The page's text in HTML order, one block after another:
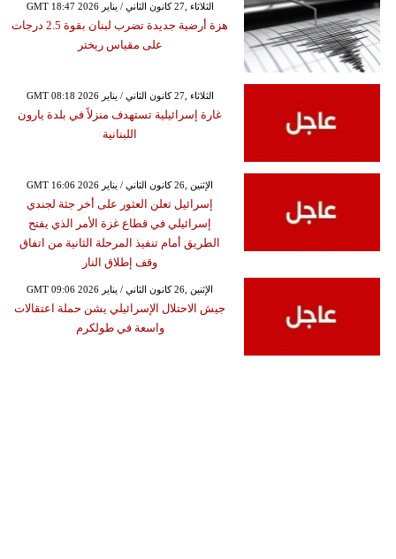
GMT 18:47 2026 الثلاثاء ,27 كانون الثاني / يناير
هزة أرضية جديدة تضرب لبنان بقوة 2.5 درجات
على مقياس ريختر
GMT 08:18 2026 الثلاثاء ,27 كانون الثاني / يناير
غارة إسرائيلية تستهدف منزلاً في بلدة يارون
اللبنانية
GMT 16:06 2026 الإثنين ,26 كانون الثاني / يناير
إسرائيل تعلن العثور على أخر جثة لجندي
إسرائيلي في قطاع غزة الأمر الذي يفتح
الطريق أمام تنفيذ المرحلة الثانية من اتفاق
وقف إطلاق النار
GMT 09:06 2026 الإثنين ,26 كانون الثاني / يناير
جيش الاحتلال الإسرائيلي يشن حملة اعتقالات
واسعة في طولكرم